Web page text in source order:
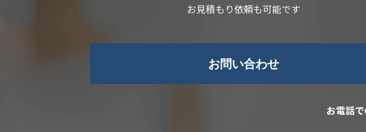
お見積もり依頼も可能です
お問い合わせ
お電話